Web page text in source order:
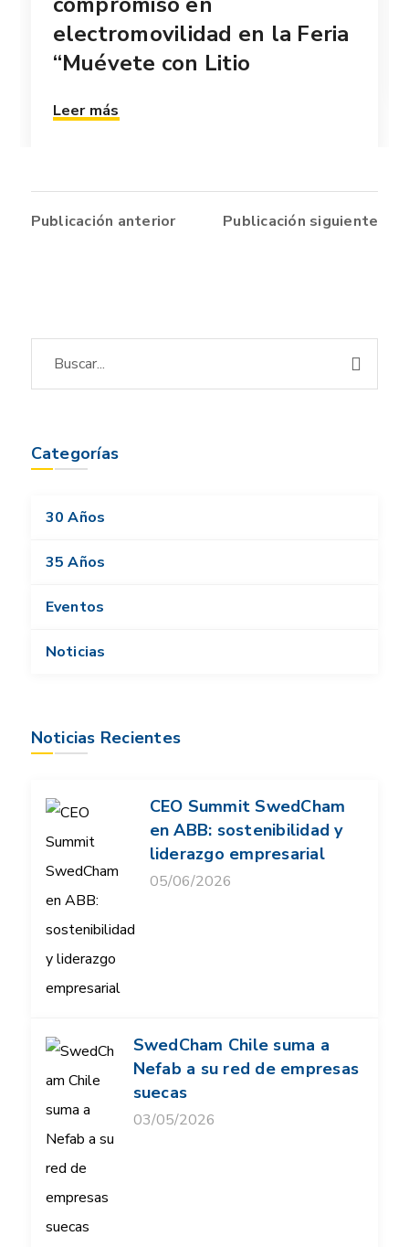
electromovilidad en la Feria
“Muévete con Litio
Leer más
Publicación anterior Publicación siguiente
Categorías
30 Años
35 Años
Eventos
Noticias
Noticias Recientes
CEO Summit SwedCham
en ABB: sostenibilidad y
liderazgo empresarial
05/06/2026
SwedCham Chile suma a
Nefab a su red de empresas
suecas
03/05/2026